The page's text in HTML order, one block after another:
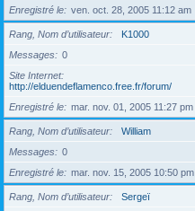
Enregistré le
ven. oct. 28, 2005 11:12 am
Rang, Nom d’utilisateur
K1000
Messages
0
Site Internet
http://elduendeflamenco.free.fr/forum/
Enregistré le
mar. nov. 01, 2005 11:27 pm
Rang, Nom d’utilisateur
William
Messages
0
Enregistré le
mar. nov. 15, 2005 10:50 pm
Rang, Nom d’utilisateur
Sergeï